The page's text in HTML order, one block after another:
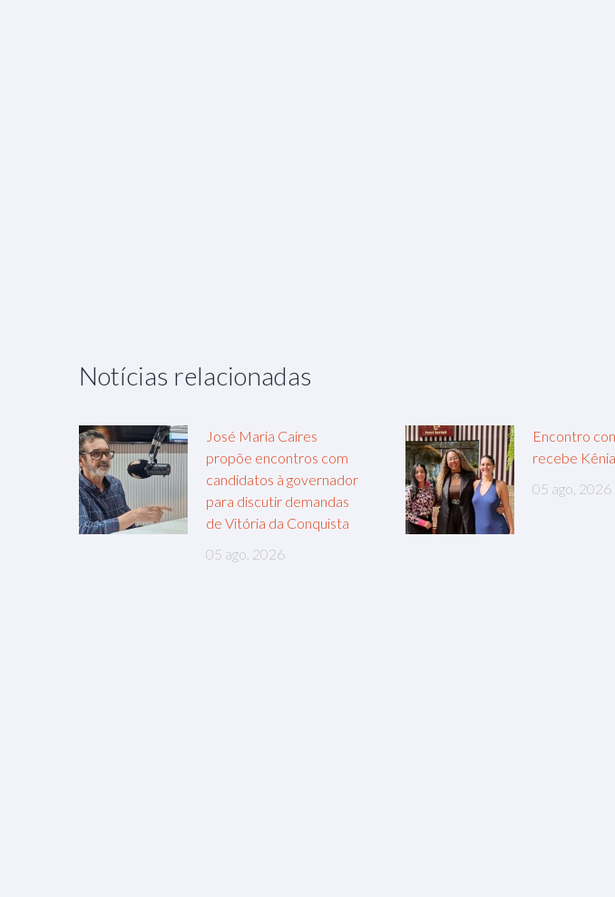
Notícias relacionadas
José Maria Caires
propõe encontros com
candidatos à governador
para discutir demandas
de Vitória da Conquista
05 ago, 2026
Encontro
recebe
05 ago, 2026